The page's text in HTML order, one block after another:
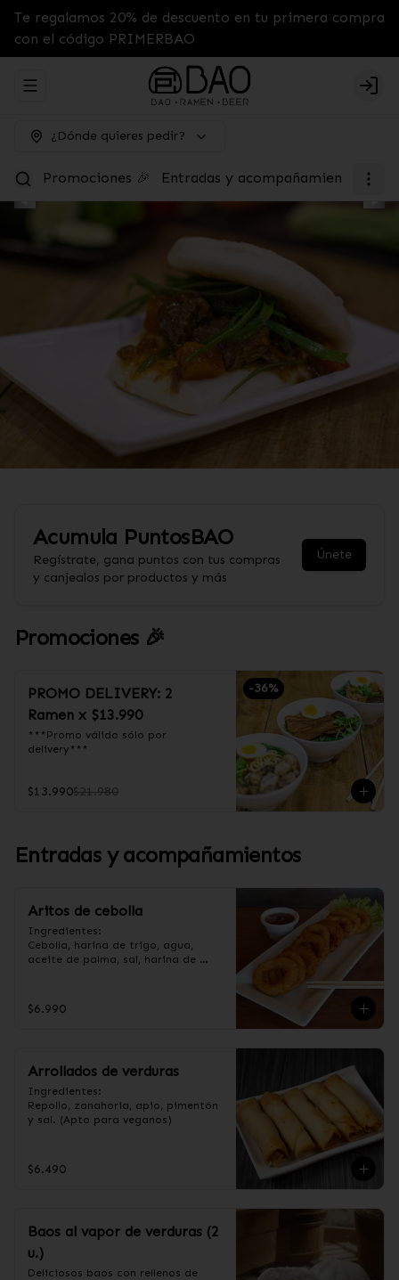
Te regalamos 20% de descuento en tu primera compra
con el código PRIMERBAO
Abrir menu de navegación
¿Dónde quieres pedir?
Promociones 🎉 Entradas y acompañamientos
Acumula PuntosBAO
Regístrate, gana puntos con tus compras
y canjealos por productos y más
Únete
Promociones 🎉
-36%
PROMO DELIVERY: 2
Ramen x $13.990
***Promo válido sólo por
delivery***
$13.990$21.980
Entradas y acompañamientos
Aritos de cebolla
Ingredientes:
Cebolla, harina de trigo, agua,
aceite de palma, sal, harina de
$6.990
Arrollados de verduras
Ingredientes:
Repollo, zanahoria, apio, pimentón
y sal. (Apto para veganos)
$6.490
Baos al vapor de verduras (2
u.)
Deliciosos baos con rellenos de